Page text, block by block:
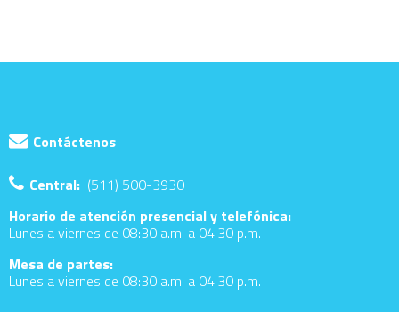
Contáctenos
Central: (511) 500-3930
Horario de atención presencial y telefónica:
Lunes a viernes de 08:30 a.m. a 04:30 p.m.
Mesa de partes:
Lunes a viernes de 08:30 a.m. a 04:30 p.m.